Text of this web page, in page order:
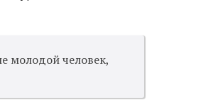
молодой человек,